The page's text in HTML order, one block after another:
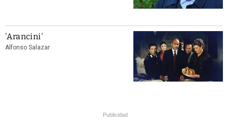
'Arancini'
Alfonso Salazar
Publicidad